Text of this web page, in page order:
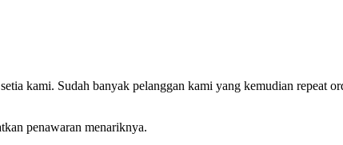
kami. Sudah banyak pelanggan kami yang kemudian repeat
penawaran menariknya.